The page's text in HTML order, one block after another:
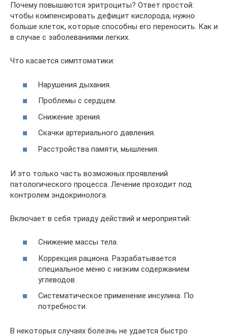
Почему повышаются эритроциты? Ответ простой:
чтобы компенсировать дефицит кислорода, нужно
больше клеток, которые способны его переносить. Как и
в случае с заболеваниями легких.
Что касается симптоматики:
Нарушения дыхания.
Проблемы с сердцем.
Снижение зрения.
Скачки артериального давления.
Расстройства памяти, мышления.
И это только часть возможных проявлений
патологического процесса. Лечение проходит под
контролем эндокринолога.
Включает в себя триаду действий и мероприятий:
Снижение массы тела.
Коррекция рациона. Разрабатывается
специальное меню с низким содержанием
углеводов.
Систематическое применение инсулина. По
потребности.
В некоторых случаях болезнь не удается быстро